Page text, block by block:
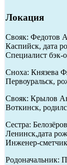
Локация
Свояк: Федотов
Каспийск, дата
Специалист бэк-
Сноха: Князева
Первоуральск,
Свояк: Крылов
Воткинск,
Сестра:
Ленинск,дата
Инженер-сметчик
Родоначальник: